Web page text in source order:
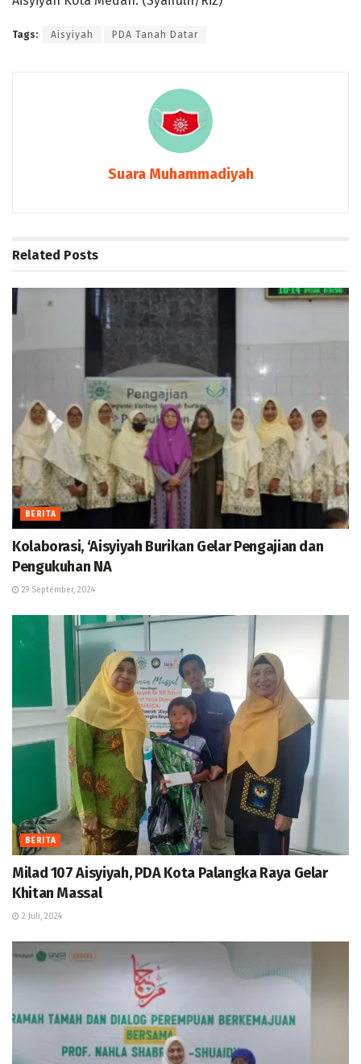
Tags: Aisyiyah PDA Tanah Datar
Suara Muhammadiyah
Related Posts
BERITA
Kolaborasi, ‘Aisyiyah Burikan Gelar Pengajian dan
Pengukuhan NA
29 September, 2024
BERITA
Milad 107 Aisyiyah, PDA Kota Palangka Raya Gelar
Khitan Massal
2 Juli, 2024